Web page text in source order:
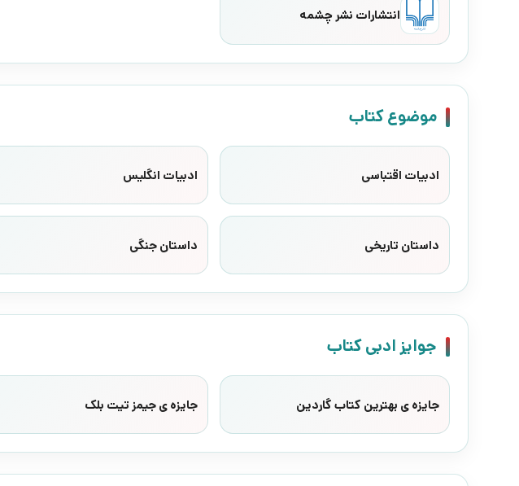
انتشارات نشر چشمه
موضوع کتاب
ادبیات اقتباسی ادبیات انگلیس
داستان تاریخی داستان جنگی
جوایز ادبی کتاب
جایزه ی بهترین کتاب گاردین جایزه ی جیمز تیت بلک